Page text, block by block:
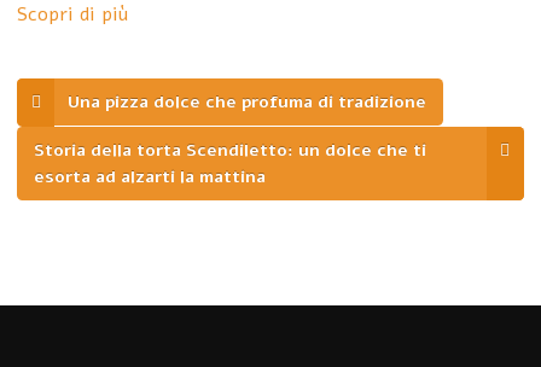
Scopri di più
Una pizza dolce che profuma di tradizione
Storia della torta Scendiletto: un dolce che ti
esorta ad alzarti la mattina